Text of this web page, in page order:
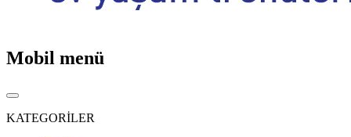
Mobil menü
KATEGORİLER